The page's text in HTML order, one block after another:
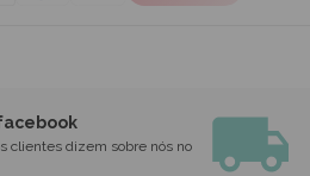
clientes dizem sobre nós no